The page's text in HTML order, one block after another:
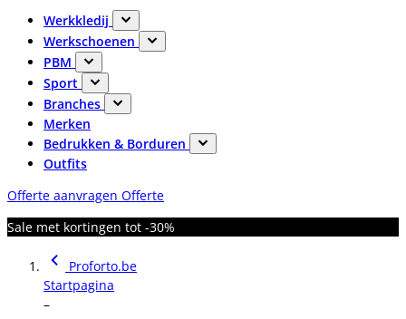
Werkkledij
Werkschoenen
PBM
Sport
Branches
Merken
Bedrukken & Borduren
Outfits
Offerte aanvragen Offerte
Sale met kortingen tot -30%
Proforto.be
Startpagina
–